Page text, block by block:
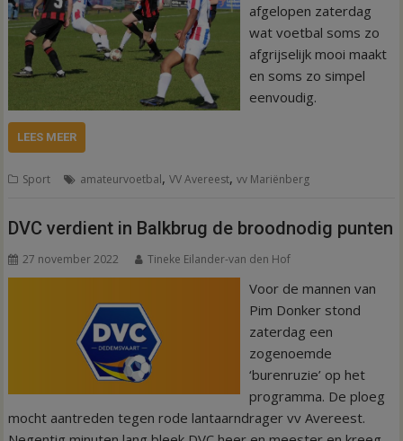
afgelopen zaterdag
wat voetbal soms zo
afgrijselijk mooi maakt
en soms zo simpel
eenvoudig.
LEES MEER
Sport amateurvoetbal,VV Avereest,vv Mariënberg
DVC verdient in Balkbrug de broodnodig punten
27 november 2022 Tineke Eilander-van den Hof
Voor de mannen van
Pim Donker stond
zaterdag een
zogenoemde
‘burenruzie’ op het
programma. De ploeg
mocht aantreden tegen rode lantaarndrager vv Avereest.